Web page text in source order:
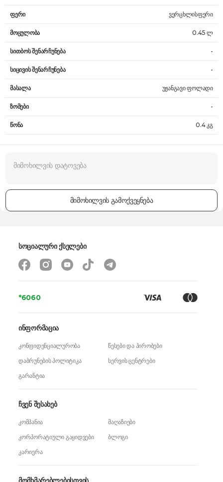
ფერი ვერცხლისფერი
მოცულობა 0.45 ლ
სითბოს შენარჩუნება -
სიცივის შენარჩუნება -
მასალა უჟანგავი ფოლადი
ზომები -
წონა 0.4 კგ
მიმოხილვის გამოქვეყნება
*6060
ჩვენ შესახებ
კომპანია
მაღაზიები
კორპორატიული გაყიდვები
ბლოგი
კარიერა
ინფორმაცია
კონფიდენციალურობა
წესები და პირობები
დაბრუნების პოლიტიკა
სერვის ცენტრები
გარანტია
სოციალური ქსელები